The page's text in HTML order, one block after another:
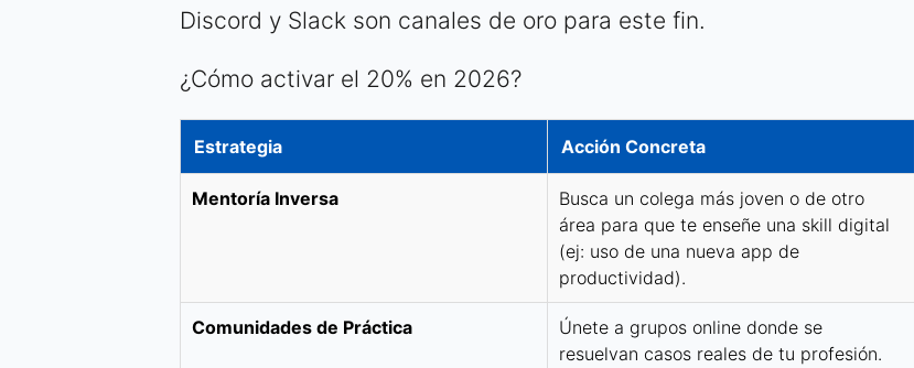
Discord y Slack son canales de oro para este fin.
¿Cómo activar el 20% en 2026?
Estrategia Acción Concreta
Mentoría Inversa
Busca un colega más joven o de otro
área para que te enseñe una skill digital
(ej: uso de una nueva app de
productividad).
Comunidades de Práctica
Únete a grupos online donde se
resuelvan casos reales de tu profesión.